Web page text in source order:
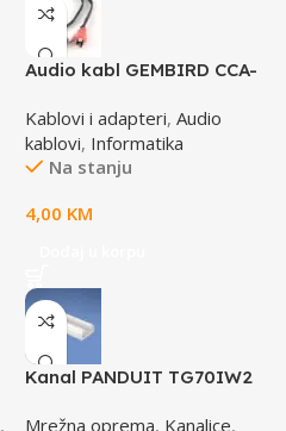
Audio kabl GEMBIRD CCA-
phono, 1,5m
Kablovi i adapteri, Audio
kablovi, Informatika
Na stanju
4,00 KM
,
Kanal PANDUIT TG70IW2
Mrežna oprema, Kanalice,